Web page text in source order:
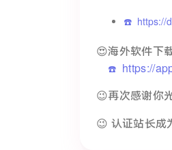
☎️ https://
😍海外软件下
☎️ https://
😉再次感谢你
😉 认证站长成